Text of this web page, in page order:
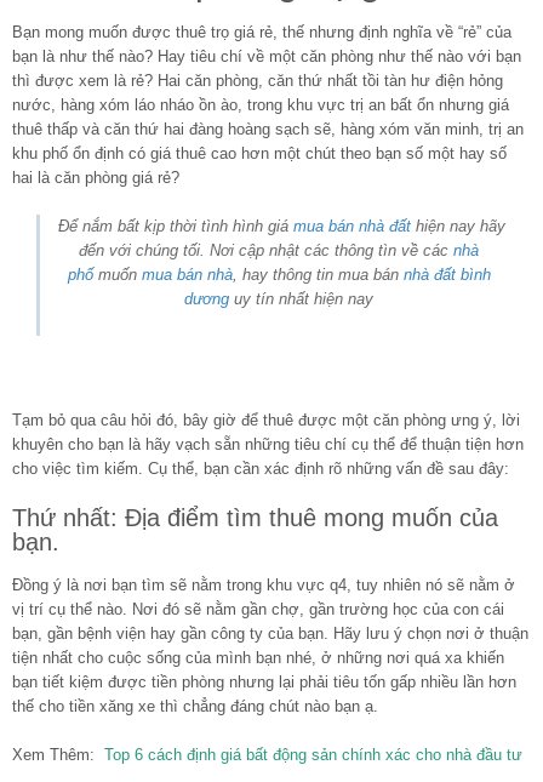
Bạn mong muốn được thuê trọ giá rẻ, thế nhưng định nghĩa về “rẻ” của
bạn là như thế nào? Hay tiêu chí về một căn phòng như thế nào với bạn
thì được xem là rẻ? Hai căn phòng, căn thứ nhất tồi tàn hư điện hỏng
nước, hàng xóm láo nháo ồn ào, trong khu vực trị an bất ổn nhưng giá
thuê thấp và căn thứ hai đàng hoàng sạch sẽ, hàng xóm văn minh, trị an
khu phố ổn định có giá thuê cao hơn một chút theo bạn số một hay số
hai là căn phòng giá rẻ?
Để nắm bất kịp thời tình hình giá mua bán nhà đấthiện nay hãy
đến với chúng tối. Nơi cập nhật các thông tìn về các nhà
phốmuốn mua bán nhà, hay thông tin mua bán nhà đất bình
dương uy tín nhất hiện nay
Tạm bỏ qua câu hỏi đó, bây giờ để thuê được một căn phòng ưng ý, lời
khuyên cho bạn là hãy vạch sẵn những tiêu chí cụ thể để thuận tiện hơn
cho việc tìm kiếm. Cụ thể, bạn cần xác định rõ những vấn đề sau đây:
Thứ nhất: Địa điểm tìm thuê mong muốn của
bạn.
Đồng ý là nơi bạn tìm sẽ nằm trong khu vực q4, tuy nhiên nó sẽ nằm ở
vị trí cụ thể nào. Nơi đó sẽ nằm gần chợ, gần trường học của con cái
bạn, gần bệnh viện hay gần công ty của bạn. Hãy lưu ý chọn nơi ở thuận
tiện nhất cho cuộc sống của mình bạn nhé, ở những nơi quá xa khiến
bạn tiết kiệm được tiền phòng nhưng lại phải tiêu tốn gấp nhiều lần hơn
thế cho tiền xăng xe thì chẳng đáng chút nào bạn ạ.
Xem Thêm: Top 6 cách định giá bất động sản chính xác cho nhà đầu tư